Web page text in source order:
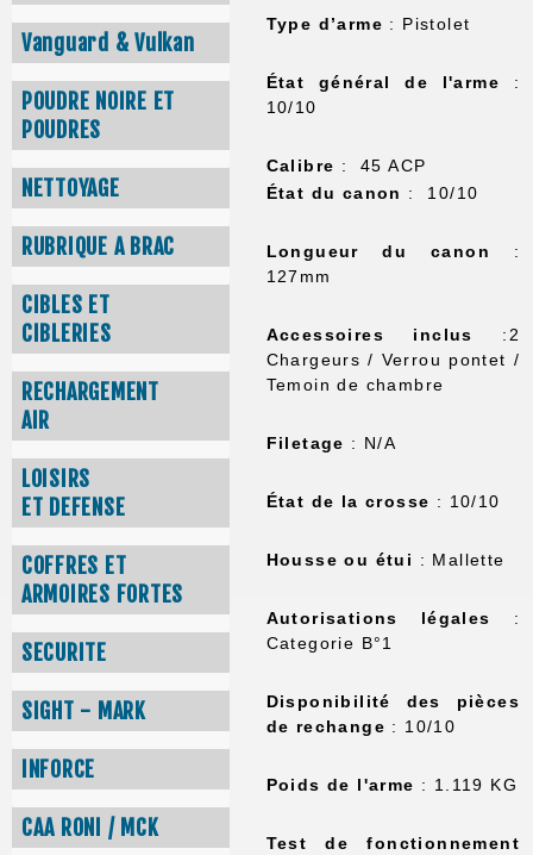
Vanguard & Vulkan
POUDRE NOIRE ET
POUDRES
NETTOYAGE
RUBRIQUE A BRAC
CIBLES ET
CIBLERIES
RECHARGEMENT
AIR
LOISIRS
ET DEFENSE
COFFRES ET
ARMOIRES FORTES
SECURITE
SIGHT - MARK
INFORCE
CAA RONI / MCK
Type d’arme : Pistolet
État général de l'arme :
10/10
Calibre : 45 ACP
État du canon : 10/10
Longueur du canon
:
127mm
Accessoires inclus
:2
Chargeurs / Verrou pontet /
Temoin de chambre
Filetage : N/A
État de la crosse : 10/10
Housse ou étui : Mallette
Autorisations légales
:
Categorie B°1
Disponibilité des pièces
de rechange : 10/10
Poids de l'arme : 1.119 KG
Test de fonctionnement